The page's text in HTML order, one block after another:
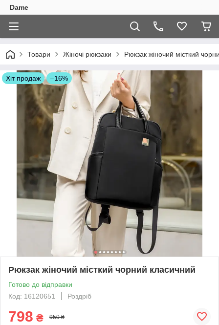
Dame
Товари Жіночі рюкзаки Рюкзак жіночий місткий
Хіт продаж –16%
Рюкзак жіночий місткий чорний класичний
Готово до відправки
Код: 16120651
Роздріб
798 ₴ 950 ₴